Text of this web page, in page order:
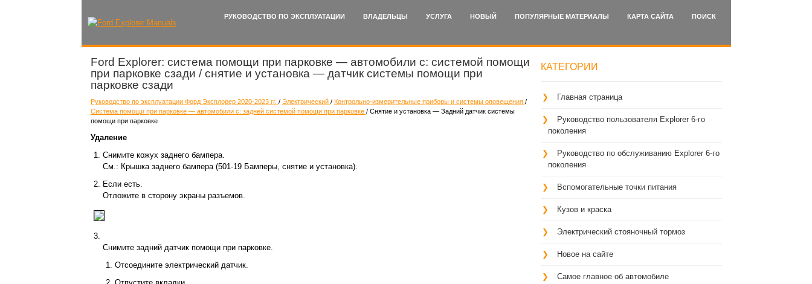
РУКОВОДСТВО ПО ЭКСПЛУАТАЦИИ ВЛАДЕЛЬЦЫ УСЛУГА НОВЫЙ ПОПУЛЯРНЫЕ МАТЕРИАЛЫ КАРТА САЙТА ПОИСК
Ford Explorer: система помощи при парковке — автомобили с: системой помощи
при парковке сзади / снятие и установка — датчик системы помощи при
парковке сзади
Руководство по эксплуатации Форд Эксплорер 2020-2023 гг. / Электрический / Контрольно-измерительные приборы и системы оповещения /
Система помощи при парковке — автомобили с: задней системой помощи при парковке / Снятие и установка — Задний датчик системы
помощи при парковке
Удаление
Снимите кожух заднего бампера.
См.: Крышка заднего бампера (501-19 Бамперы, снятие и установка).
Если есть.
Отложите в сторону экраны разъемов.
Снимите задний датчик помощи при парковке.
Отсоедините электрический датчик.
КАТЕГОРИИ
Главная страница
Руководство пользователя Explorer 6-го
поколения
Руководство по обслуживанию Explorer 6-го
поколения
Вспомогательные точки питания
Кузов и краска
Электрический стояночный тормоз
Новое на сайте
Самое главное об автомобиле